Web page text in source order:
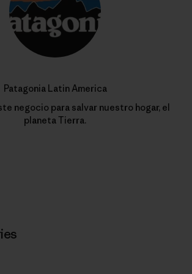
Patagonia Latin America
negocio para salvar nuestro hogar, el
planeta Tierra.